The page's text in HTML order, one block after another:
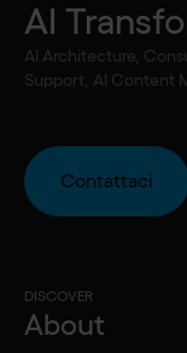
AI
AI Architecture,
Support, AI Content
Contattaci
DISCOVER
About
azionisti
Assemblea